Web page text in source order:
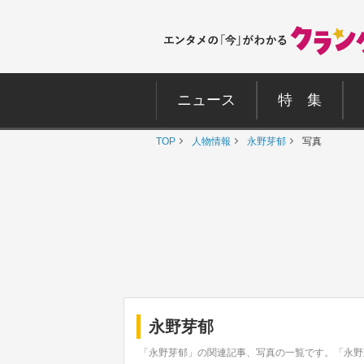
ニュース 特 集
TOP 人物情報 永野芽郁 写真
永野芽郁
「永野芽郁」の関連記事、写真の一覧です。「永